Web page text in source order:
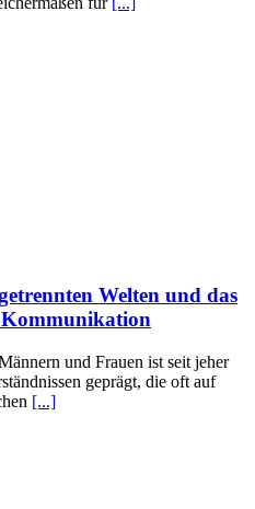
Welten und das
Kommunikation
und Frauen ist seit jeher
geprägt, die oft auf
[...]